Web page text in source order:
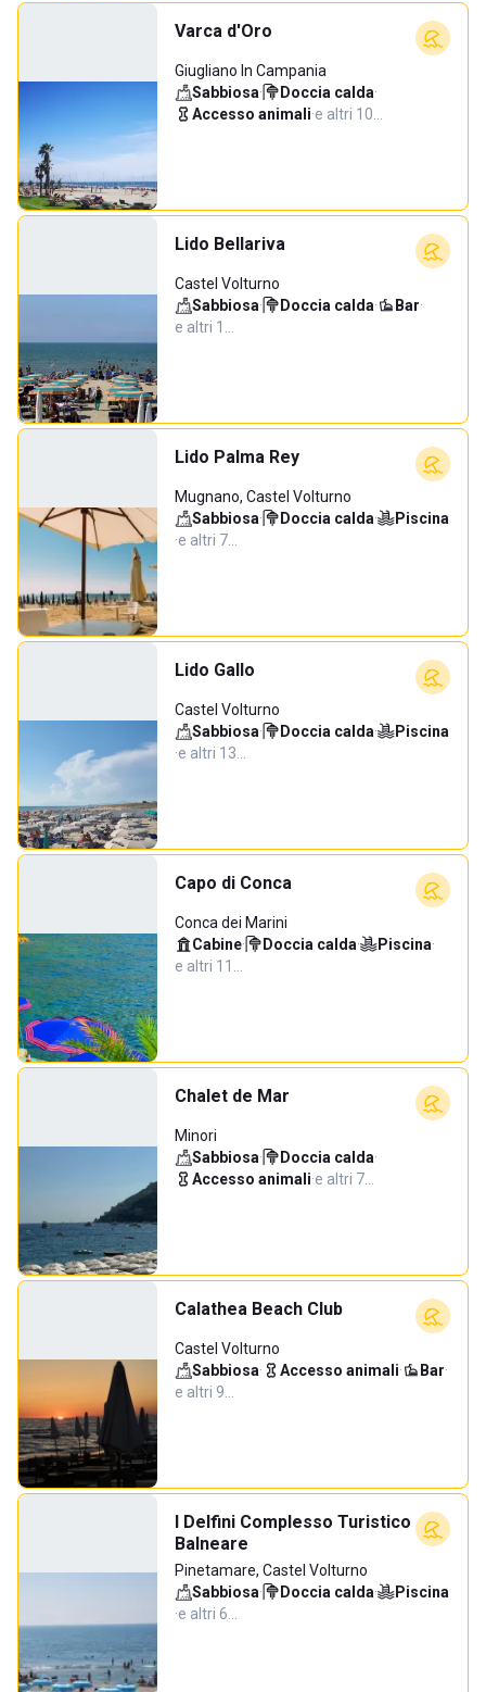
Varca d'Oro
Giugliano In Campania
Sabbiosa· Doccia calda·
Accesso animali·e altri 10…
Lido Bellariva
Castel Volturno
Sabbiosa· Doccia calda· Bar·
e altri 1…
Lido Palma Rey
Mugnano, Castel Volturno
Sabbiosa· Doccia calda·
Piscina
·e altri 7…
Lido Gallo
Castel Volturno
Sabbiosa· Doccia calda·
Piscina
·e altri 13…
Capo di Conca
Conca dei Marini
Cabine· Doccia calda· Piscina·
e altri 11…
Chalet de Mar
Minori
Sabbiosa· Doccia calda·
Accesso animali·e altri 7…
Calathea Beach Club
Castel Volturno
Sabbiosa· Accesso animali· Bar·
e altri 9…
I Delfini Complesso Turistico
Balneare
Pinetamare, Castel Volturno
Sabbiosa· Doccia calda·
Piscina
·e altri 6…